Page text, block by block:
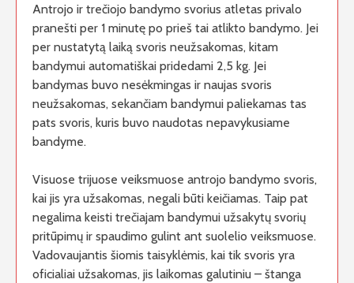
Antrojo ir trečiojo bandymo svorius atletas privalo
pranešti per 1 minutę po prieš tai atlikto bandymo. Jei
per nustatytą laiką svoris neužsakomas, kitam
bandymui automatiškai pridedami 2,5 kg. Jei
bandymas buvo nesėkmingas ir naujas svoris
neužsakomas, sekančiam bandymui paliekamas tas
pats svoris, kuris buvo naudotas nepavykusiame
bandyme.
Visuose trijuose veiksmuose antrojo bandymo svoris,
kai jis yra užsakomas, negali būti keičiamas. Taip pat
negalima keisti trečiajam bandymui užsakytų svorių
pritūpimų ir spaudimo gulint ant suolelio veiksmuose.
Vadovaujantis šiomis taisyklėmis, kai tik svoris yra
oficialiai užsakomas, jis laikomas galutiniu – štanga